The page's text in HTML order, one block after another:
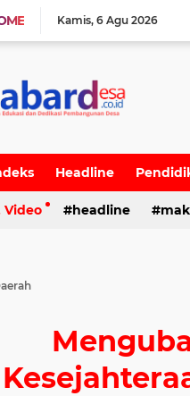
Kamis 6 Agu 2026
Headline
Video headline